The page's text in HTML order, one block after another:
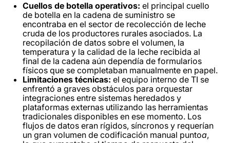
Cuellos de botella operativos: el principal cuello
de botella en la cadena de suministro se
encontraba en el sector de recolección de leche
cruda de los productores rurales asociados. La
recopilación de datos sobre el volumen, la
temperatura y la calidad de la leche recibida al
final de la cadena aún dependía de formularios
físicos que se completaban manualmente en papel.
Limitaciones técnicas: el equipo interno de TI se
enfrentó a graves obstáculos para orquestar
integraciones entre sistemas heredados y
plataformas externas utilizando las herramientas
tradicionales disponibles en ese momento. Los
flujos de datos eran rígidos, síncronos y requerían
un gran volumen de codificación manual puntoa,